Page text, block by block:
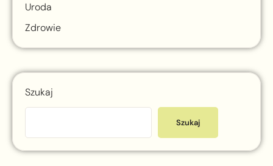
Uroda
Zdrowie
Szukaj
Szukaj